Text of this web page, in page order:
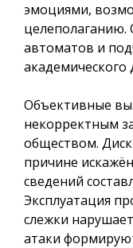
эмоциями,
целеполаганию.
автоматов и
академического
Объективные
некорректным
обществом.
причине
сведений
Эксплуатация
слежки
атаки